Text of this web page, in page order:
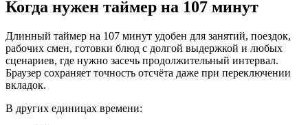
Когда нужен таймер на 107 минут
Длинный таймер на 107 минут удобен для занятий, поездок,
рабочих смен, готовки блюд с долгой выдержкой и любых
сценариев, где нужно засечь продолжительный интервал.
Браузер сохраняет точность отсчёта даже при переключении
вкладок.
В других единицах времени: